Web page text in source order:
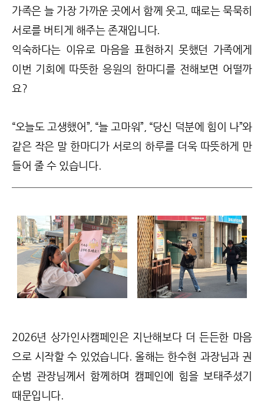
가족은 늘 가장 가까운 곳에서 함께 웃고, 때로는 묵묵히
서로를 버티게 해주는 존재입니다.
익숙하다는 이유로 마음을 표현하지 못했던 가족에게
이번 기회에 따뜻한 응원의 한마디를 전해보면 어떨까
요?
“오늘도 고생했어”, “늘 고마워”, “당신 덕분에 힘이 나”와
같은 작은 말 한마디가 서로의 하루를 더욱 따뜻하게 만
들어 줄 수 있습니다.
2026년 상가인사캠페인은 지난해보다 더 든든한 마음
으로 시작할 수 있었습니다. 올해는 한수현 과장님과 권
순범 관장님께서 함께하며 캠페인에 힘을 보태주셨기
때문입니다.